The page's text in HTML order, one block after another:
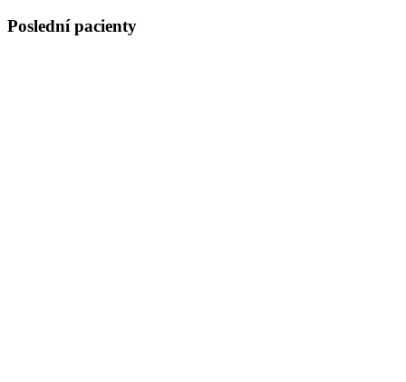
Poslední pacienty